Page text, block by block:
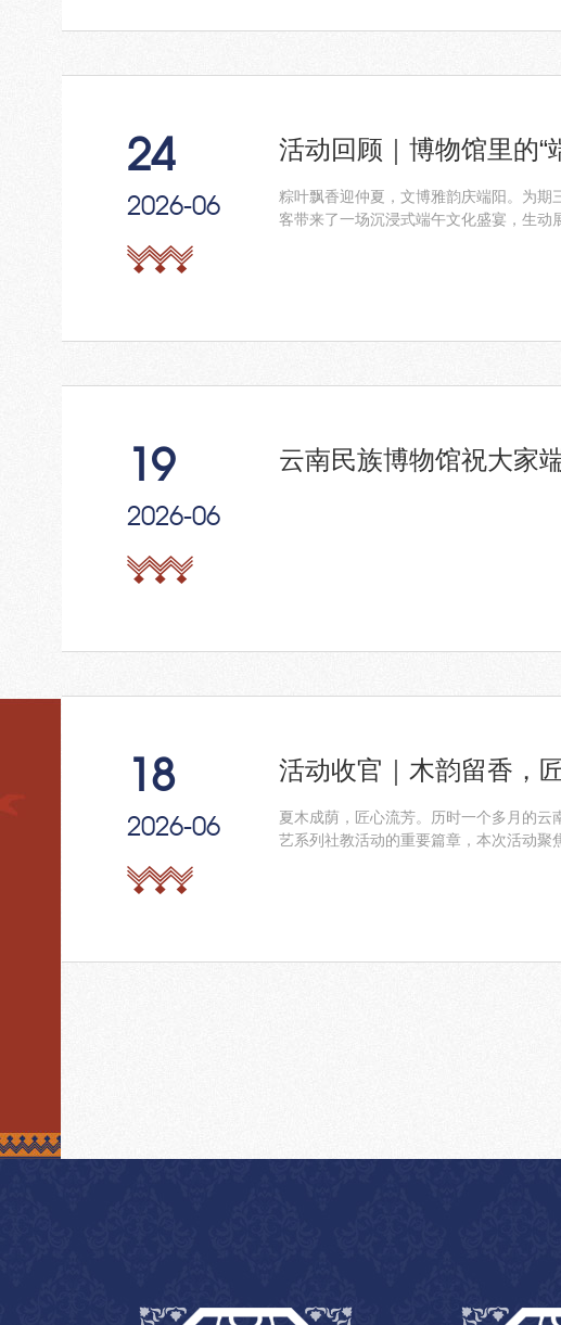
活动回顾｜博物馆里的“
24
2026-06
粽叶飘香迎仲夏，文博雅韵庆端阳。为期
客带来了一场沉浸式端午文化盛宴，生动
云南民族博物馆祝大家
19
2026-06
活动收官｜木韵留香，
18
2026-06
夏木成荫，匠心流芳。历时一个多月的云
艺系列社教活动的重要篇章，本次活动聚